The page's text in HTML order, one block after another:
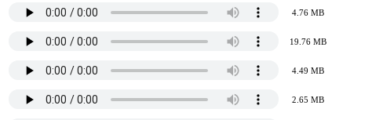
4.76 MB
19.76 MB
4.49 MB
2.65 MB